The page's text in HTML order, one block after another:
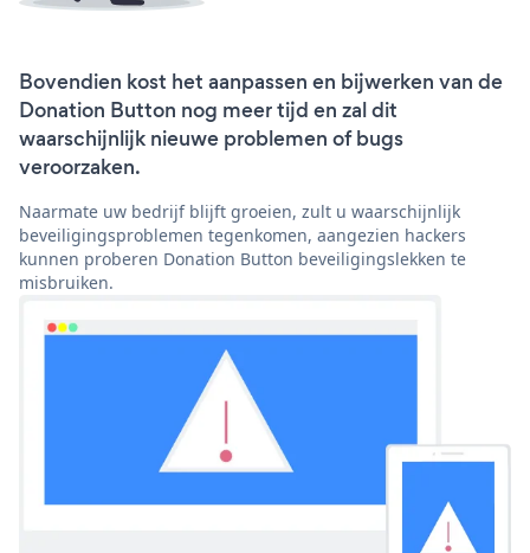
Bovendien kost het aanpassen en bijwerken van de
Donation Button nog meer tijd en zal dit
waarschijnlijk nieuwe problemen of bugs
veroorzaken.
Naarmate uw bedrijf blijft groeien, zult u waarschijnlijk
beveiligingsproblemen tegenkomen, aangezien hackers
kunnen proberen Donation Button beveiligingslekken te
misbruiken.